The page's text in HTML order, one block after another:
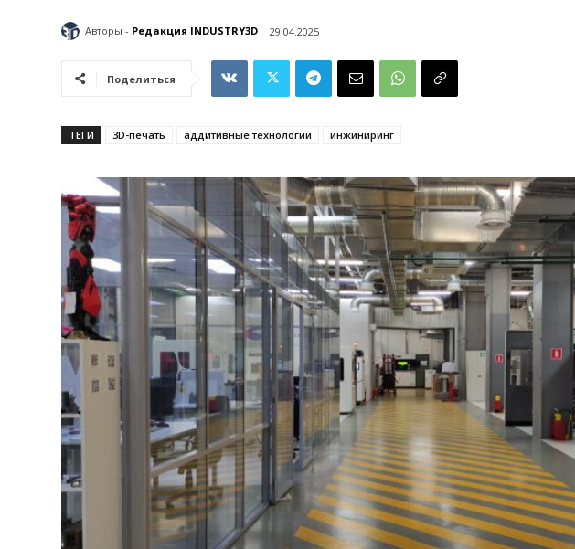
Авторы - Редакция INDUSTRY3D 29.04.2025
Поделиться
ТЕГИ 3D-печать аддитивные технологии инжиниринг